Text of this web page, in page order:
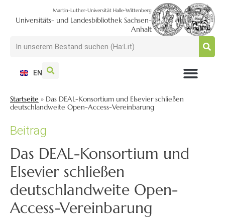
Martin-Luther-Universität Halle-Wittenberg
Universitäts- und Landesbibliothek Sachsen-
Anhalt
EN
Startseite » Das DEAL-Konsortium und Elsevier schließen
deutschlandweite Open-Access-Vereinbarung
Beitrag
Das DEAL-Konsortium und
Elsevier schließen
deutschlandweite Open-
Access-Vereinbarung